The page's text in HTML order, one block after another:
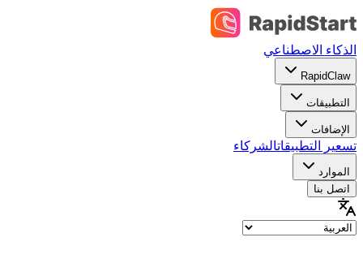
الذكاء الاصطناعي
RapidClaw
التطبيقات
الإضافات
تسعير التطبيقاتالشركاء
الموارد
اتصل بنا